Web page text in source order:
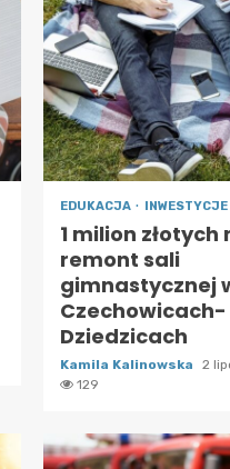
EDUKACJA INWESTYCJE
1 milion złotych
remont sali
gimnastycznej
Czechowicach-
Dziedzicach
Kamila Kalinowska
2
129